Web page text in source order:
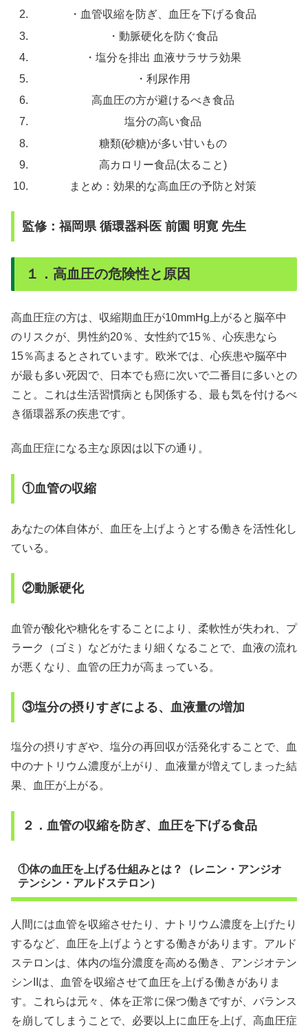
・血管収縮を防ぎ、血圧を下げる食品
・動脈硬化を防ぐ食品
・塩分を排出 血液サラサラ効果
・利尿作用
高血圧の方が避けるべき食品
塩分の高い食品
糖類(砂糖)が多い甘いもの
高カロリー食品(太ること)
まとめ：効果的な高血圧の予防と対策
監修：福岡県 循環器科医 前園 明寛 先生
１．高血圧の危険性と原因
高血圧症の方は、 収縮期血圧が10mmHg上がると 脳卒中
のリスクが、 男性約20％
、女性約で15％、心疾患なら
15％高まるとされています。欧米では、心疾患や脳卒中
が最も多い死因で、日本でも癌に次いで二番目に多いとの
こと。これは生活習慣病とも関係する、最も気を付けるべ
き循環器系の疾患です。
高血圧症になる主な原因は以下の通り。
①血管の収縮
あなたの体自体が、血圧を上げようとする働きを活性化し
ている。
②動脈硬化
血管が酸化や糖化をすることにより、柔軟性が失われ、プ
ラーク（ゴミ）などがたまり細くなることで、血液の流れ
が悪くなり、血管の圧力が高まっている。
③塩分の摂りすぎによる、血液量の増加
塩分の摂りすぎや、塩分の再回収が活発化することで、血
中のナトリウム濃度が上がり、血液量が増えてしまった結
果、血圧が上がる。
２．血管の収縮を防ぎ、血圧を下げる食品
①体の血圧を上げる仕組みとは？（レニン・アンジオ
テンシン・アルドステロン）
人間には血管を収縮させたり、ナトリウム濃度を上げたり
するなど、血圧を上げようとする働きがあります。アルド
ステロンは、体内の塩分濃度を高める働き、アンジオテン
シンIIは、血管を収縮させて血圧を上げる働きがありま
す。これらは元々、体を正常に保つ働きですが、バランス
を崩してしまうことで、必要以上に血圧を上げ、高血圧症